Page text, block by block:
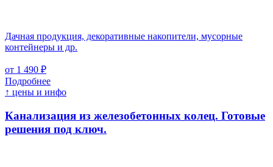
Дачная продукция, декоративные накопители, мусорные
контейнеры и др.
от 1 490 ₽
Подробнее
↑ цены и инфо
Канализация из железобетонных колец. Готовые
решения под ключ.